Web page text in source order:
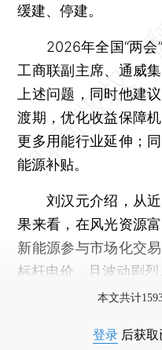
缓建、停建。
2026年全国“两会”
工商联副主席、通威
上述问题，同时他建
渡期，优化收益保障
更多用能行业延伸；
能源补贴。
刘汉元介绍，从近
果来看，在风光资源
新能源参与市场化交
标杆电价，且波动剧烈
本文共计
登录 后获